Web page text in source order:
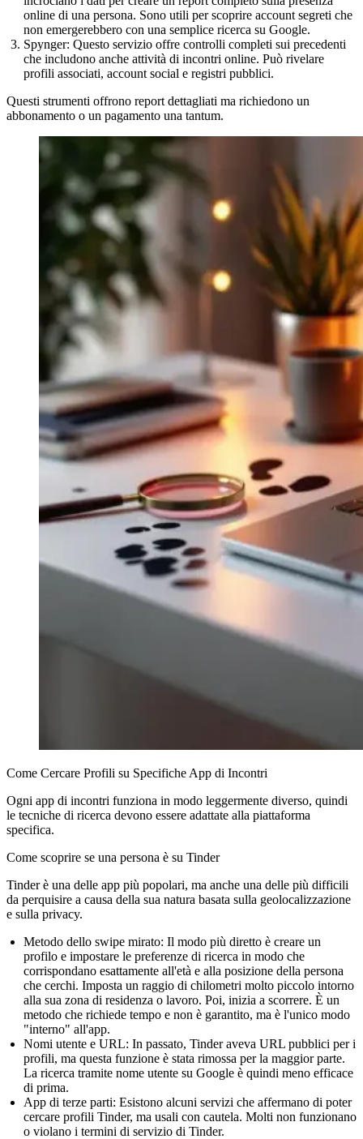
online di una persona. Sono utili per scoprire account segreti che
non emergerebbero con una semplice ricerca su Google.
Spynger: Questo servizio offre controlli completi sui precedenti
che includono anche attività di incontri online. Può rivelare
profili associati, account social e registri pubblici.
Questi strumenti offrono report dettagliati ma richiedono un
abbonamento o un pagamento una tantum.
Come Cercare Profili su Specifiche App di Incontri
Ogni app di incontri funziona in modo leggermente diverso, quindi
le tecniche di ricerca devono essere adattate alla piattaforma
specifica.
Come scoprire se una persona è su Tinder
Tinder è una delle app più popolari, ma anche una delle più difficili
da perquisire a causa della sua natura basata sulla geolocalizzazione
e sulla privacy.
Metodo dello swipe mirato: Il modo più diretto è creare un
profilo e impostare le preferenze di ricerca in modo che
corrispondano esattamente all'età e alla posizione della persona
che cerchi. Imposta un raggio di chilometri molto piccolo intorno
alla sua zona di residenza o lavoro. Poi, inizia a scorrere. È un
metodo che richiede tempo e non è garantito, ma è l'unico modo
"interno" all'app.
Nomi utente e URL: In passato, Tinder aveva URL pubblici per i
profili, ma questa funzione è stata rimossa per la maggior parte.
La ricerca tramite nome utente su Google è quindi meno efficace
di prima.
App di terze parti: Esistono alcuni servizi che affermano di poter
cercare profili Tinder, ma usali con cautela. Molti non funzionano
o violano i termini di servizio di Tinder.